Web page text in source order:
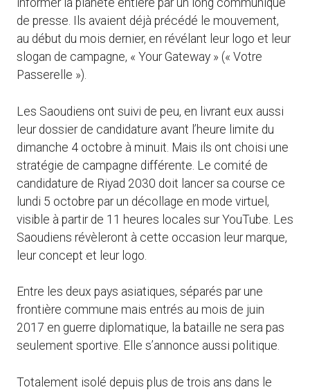
informer la planète entière par un long communiqué
de presse. Ils avaient déjà précédé le mouvement,
au début du mois dernier, en révélant leur logo et leur
slogan de campagne, « Your Gateway » (« Votre
Passerelle »).
Les Saoudiens ont suivi de peu, en livrant eux aussi
leur dossier de candidature avant l’heure limite du
dimanche 4 octobre à minuit. Mais ils ont choisi une
stratégie de campagne différente. Le comité de
candidature de Riyad 2030 doit lancer sa course ce
lundi 5 octobre par un décollage en mode virtuel,
visible à partir de 11 heures locales sur YouTube. Les
Saoudiens révèleront à cette occasion leur marque,
leur concept et leur logo.
Entre les deux pays asiatiques, séparés par une
frontière commune mais entrés au mois de juin
2017 en guerre diplomatique, la bataille ne sera pas
seulement sportive. Elle s’annonce aussi politique.
Totalement isolé depuis plus de trois ans dans le